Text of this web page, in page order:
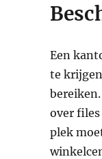
Een
te
over
plek